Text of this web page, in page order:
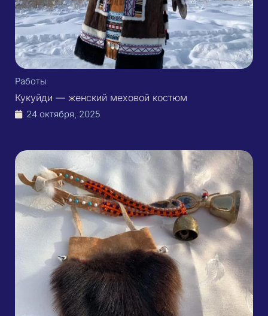
Работы
Кукуйди — женский меховой костюм
24 октября, 2025